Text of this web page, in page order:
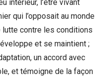
intérieur, l’être vivant
qui l’opposait au monde
lutte contre les conditions
et se maintient ;
un accord avec
et témoigne de la façon